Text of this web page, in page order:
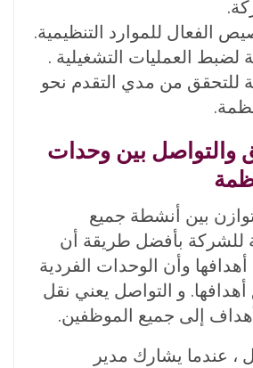
الفعال للموارد التنظيمية.
لضبط العمليات التشغيلية .
للتحقق من مدي التقدم نحو
والتواصل بين وحدات
بين أنشطة جميع
للشركة بأفضل طريقة أن
وأن الوحدات الفردية
و التواصل يعني نقل
إلى جميع الموظفين.
، عندما يشارك مدير